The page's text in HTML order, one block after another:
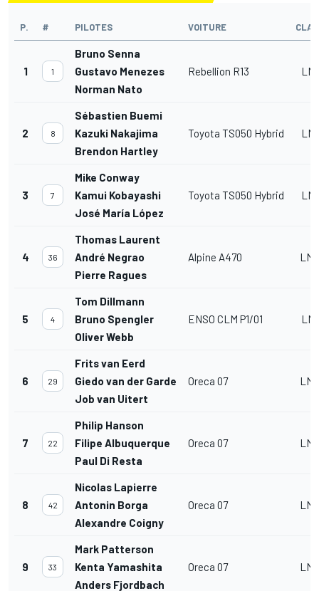
P. # PILOTES VOITURE
1 1
Bruno Senna
Gustavo Menezes
Norman Nato
Rebellion R13
2 8
Sébastien Buemi
Kazuki Nakajima
Brendon Hartley
Toyota TS050 Hybrid
3 7
Mike Conway
Kamui Kobayashi
José María López
Toyota TS050 Hybrid
4 36
Thomas Laurent
André Negrao
Pierre Ragues
Alpine A470
5 4
Tom Dillmann
Bruno Spengler
Oliver Webb
ENSO CLM P1/01
6 29
Frits van Eerd
Giedo van der Garde
Job van Uitert
Oreca 07
7 22
Philip Hanson
Filipe Albuquerque
Paul Di Resta
Oreca 07
8 42
Nicolas Lapierre
Antonin Borga
Alexandre Coigny
Oreca 07
9 33
Mark Patterson
Kenta Yamashita
Anders Fjordbach
Oreca 07